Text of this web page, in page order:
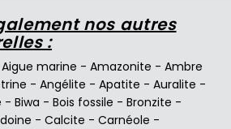
nos autres
:
Aigue marine - Amazonite - Ambre
- Angélite - Apatite - Auralite -
- Biwa - Bois fossile - Bronzite -
- Calcite - Carnéole -